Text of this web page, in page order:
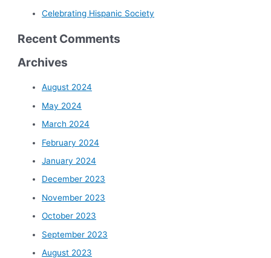
Celebrating Hispanic Society
Recent Comments
Archives
August 2024
May 2024
March 2024
February 2024
January 2024
December 2023
November 2023
October 2023
September 2023
August 2023